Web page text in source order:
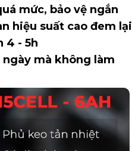
mức, bảo vệ ngắn
hiệu suất cao đem lại
4 - 5h
mà không làm